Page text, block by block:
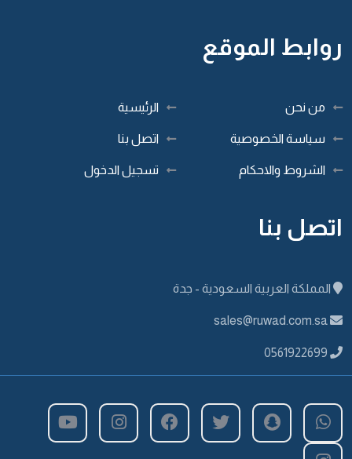
روابط الموقع
الرئيسية من نحن
اتصل بنا سياسة الخصوصية
تسجيل الدخول الشروط والاحكام
اتصل بنا
المملكة العربية السعودية - جدة
sales@ruwad.com.sa
0561922699